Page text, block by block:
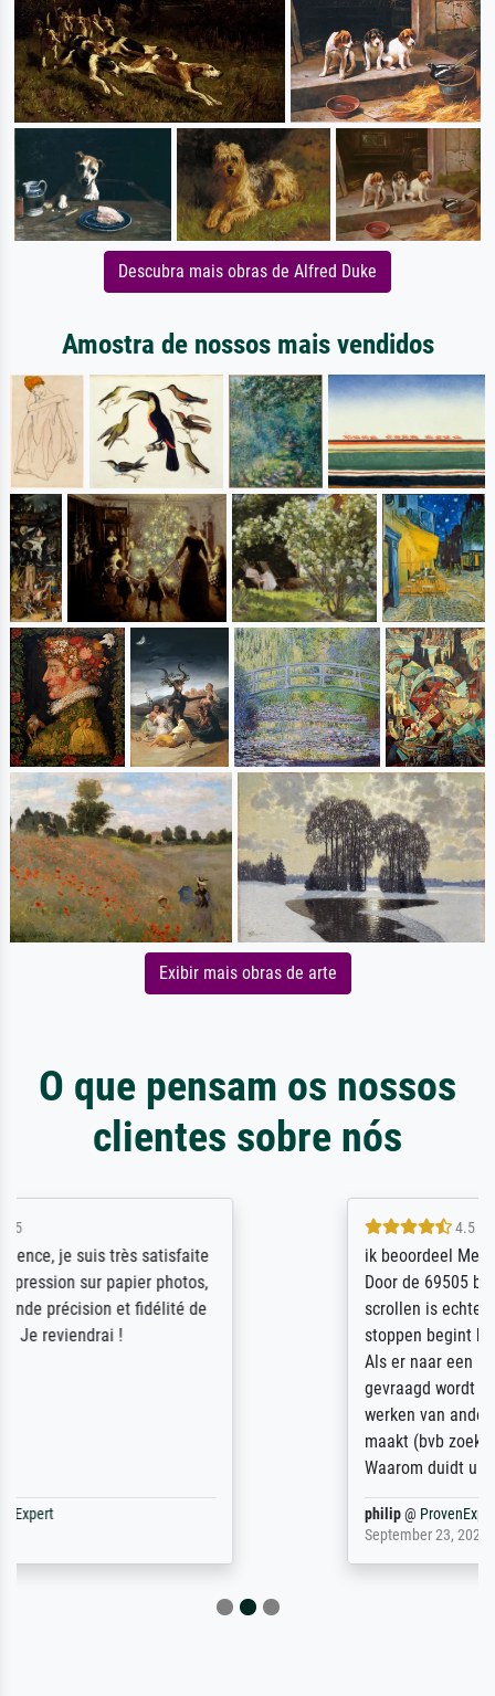
Descubra mais obras de Alfred Duke
Amostra de nossos mais vendidos
Exibir mais obras de arte
O que pensam os nossos
clientes sobre nós
ik beoordeel Meisterdrucke zeer positief.
Door de 69505 beschikbare kunstenaars
scrollen is echter onbegonnen werk (na
stoppen begint het weer van voor af aan).
gevraagd wordt krijg je ook een aantal
werken van andere wat het onoverzichtelijk
maakt (bvb zoek Ros = ook Rops, Rose etc).